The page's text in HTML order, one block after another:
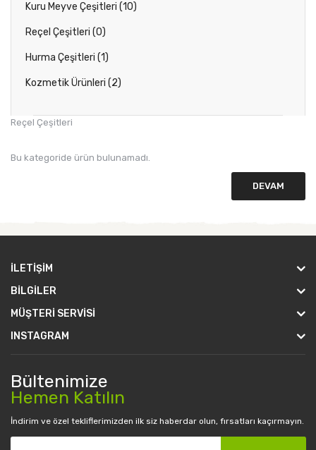
Kuru Meyve Çeşitleri (10)
Reçel Çeşitleri (0)
Hurma Çeşitleri (1)
Kozmetik Ürünleri (2)
Reçel Çeşitleri
Bu kategoride ürün bulunamadı.
DEVAM
İLETIŞIM
BILGILER
MÜŞTERI SERVISI
INSTAGRAM
Bültenimize
Hemen Katılın
İndirim ve özel tekliflerimizden ilk siz haberdar olun, fırsatları kaçırmayın.